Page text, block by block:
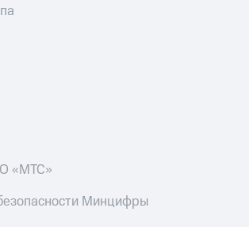
«МТС»
Минцифры